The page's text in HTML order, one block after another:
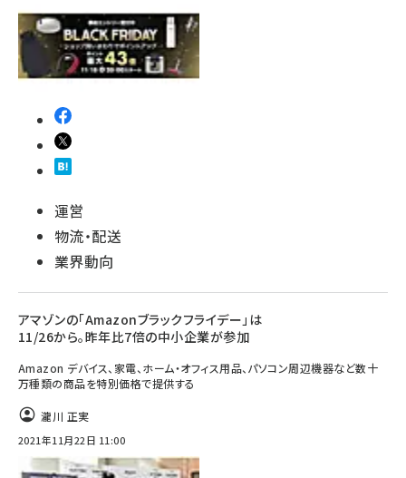
運営
物流・配送
業界動向
アマゾンの「Amazonブラックフライデー」は
11/26から。昨年比7倍の中小企業が参加
Amazon デバイス、家電、ホーム・オフィス用品、パソコン周辺機器など数十
万種類の商品を特別価格で提供する
瀧川 正実
2021年11月22日 11:00